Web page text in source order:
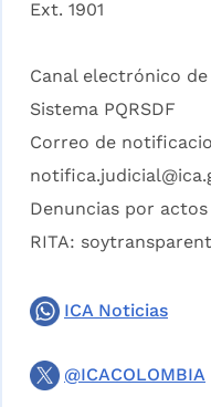
Ext. 1901
Canal electrónico
Sistema PQRSDF
Correo de
Denuncias por
RITA:
ICA Noticias
@ICACOLOMBIA